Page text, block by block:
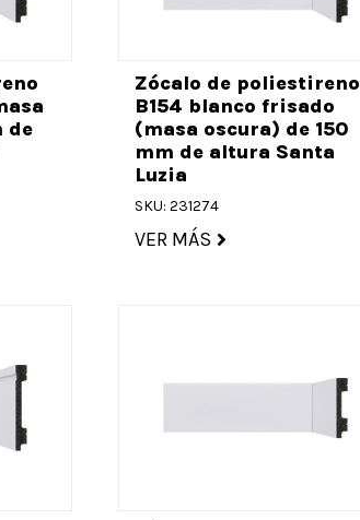
de
Zócalo de poliestireno
B154 blanco frisado
(masa oscura) de 150
mm de altura Santa
Luzia
SKU: 231274
VER MÁS